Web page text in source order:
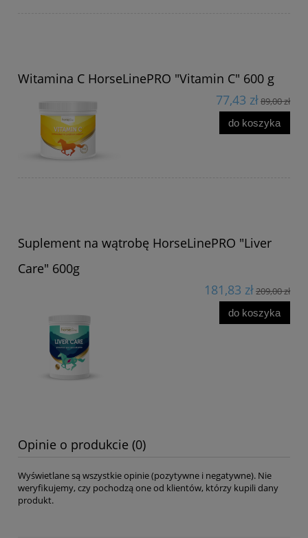
Witamina C HorseLinePRO "Vitamin C" 600 g
77,43 zł89,00 zł
do koszyka
Suplement na wątrobę HorseLinePRO "Liver
Care" 600g
181,83 zł209,00 zł
do koszyka
Opinie o produkcie (0)
Wyświetlane są wszystkie opinie (pozytywne i negatywne). Nie
weryfikujemy, czy pochodzą one od klientów, którzy kupili dany
produkt.